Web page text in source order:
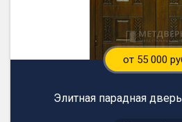
от 55 000
Элитная парадная